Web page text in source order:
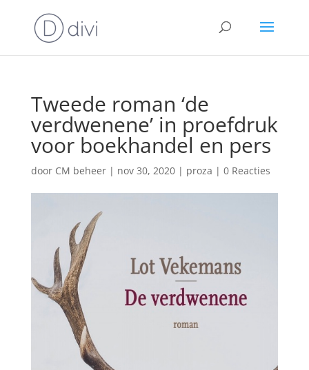
Tweede roman ‘de
verdwenene’ in proefdruk
voor boekhandel en pers
door CM beheer| nov 30, 2020| proza | 0 Reacties